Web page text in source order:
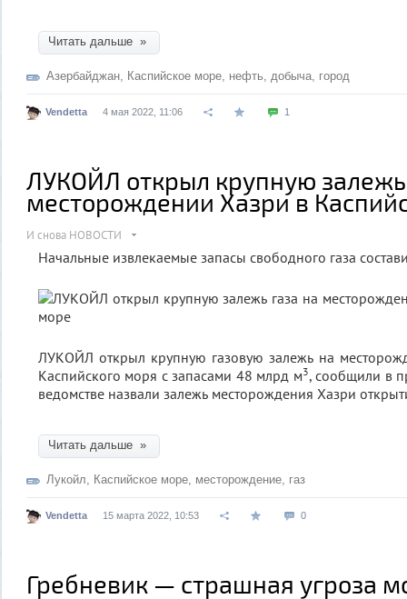
Читать дальше »
Азербайджан Каспийское море нефть добыча город
Vendetta 4 мая 2022, 11:06 1
ЛУКОЙЛ открыл крупную залежь
месторождении Хазри в
И снова НОВОСТИ
Начальные извлекаемые запасы свободного газа
ЛУКОЙЛ открыл крупную газовую залежь на
Каспийского моря с запасами 48 млрд м3, сообщили в
ведомстве назвали залежь месторождения Хазри
Читать дальше »
Лукойл Каспийское море месторождение газ
Vendetta 15 марта 2022, 10:53 0
Гребневик — страшная угроза